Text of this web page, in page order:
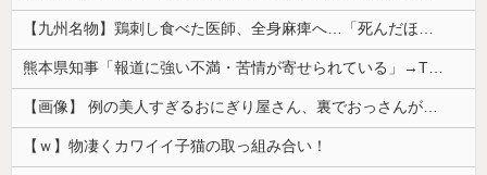
【九州名物】鶏刺し食べた医師、全身麻痺へ…「死んだほうが良かったと思っていた」
熊本県知事「報道に強い不満・苦情が寄せられている」→TBSの報道特集がまさにそれな件
【画像】 例の美人すぎるおにぎり屋さん、裏でおっさんが握っていたｗｗｗｗｗｗｗｗｗｗｗｗｗｗｗｗｗ
【ｗ】物凄くカワイイ子猫の取っ組み合い！